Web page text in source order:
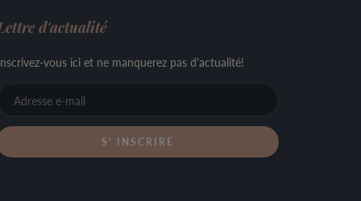
d'actualité
vous ici et ne manquerez pas d'actualité!
mail